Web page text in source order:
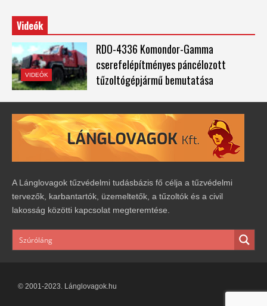
Videók
VIDEÓK
RDO-4336 Komondor-Gamma
cserefelépítményes páncélozott
tűzoltógépjármű bemutatása
A Lánglovagok tűzvédelmi tudásbázis fő célja a tűzvédelmi
tervezők, karbantartók, üzemeltetők, a tűzoltók és a civil
lakosság közötti kapcsolat megteremtése.
© 2001-2023. Lánglovagok.hu